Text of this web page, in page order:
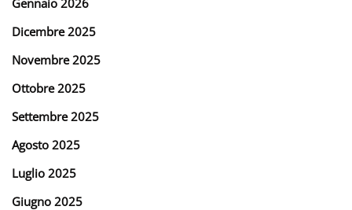
Dicembre 2025
Novembre 2025
Ottobre 2025
Settembre 2025
Agosto 2025
Luglio 2025
Giugno 2025